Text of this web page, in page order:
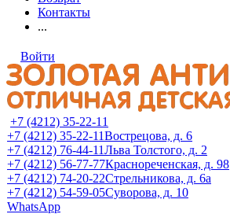
Контакты
...
Войти
+7 (4212) 35-22-11
+7 (4212) 35-22-11Вострецова, д. 6
+7 (4212) 76-44-11Льва Толстого, д. 2
+7 (4212) 56-77-77Краснореченская, д. 98
+7 (4212) 74-20-22Стрельникова, д. 6а
+7 (4212) 54-59-05Суворова, д. 10
WhatsApp